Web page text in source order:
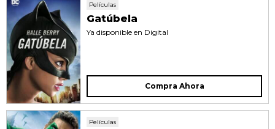
Películas
Gatúbela
Ya disponible en Digital
Compra Ahora
Películas